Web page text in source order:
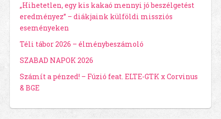
„Hihetetlen, egy kis kakaó mennyi jó beszélgetést
eredményez” – diákjaink külföldi missziós
eseményeken
Téli tábor 2026 – élménybeszámoló
SZABAD NAPOK 2026
Számít a pénzed! – Fúzió feat. ELTE-GTK x Corvinus
& BGE